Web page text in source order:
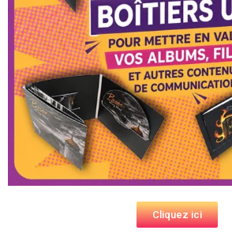
DVD concert Michèle Torr
Après nous avoir confié il y a près de 2
Cliquez ici